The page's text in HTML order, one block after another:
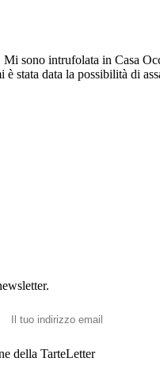
sono intrufolata in Casa
stata data la possibilità di
della TarteLetter